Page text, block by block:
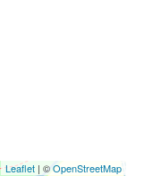
Leaflet | ©OpenStreetMap